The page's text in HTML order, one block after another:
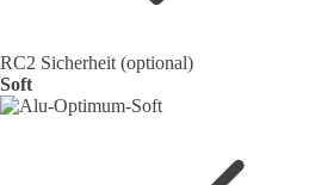
RC2 Sicherheit (optional)
Soft